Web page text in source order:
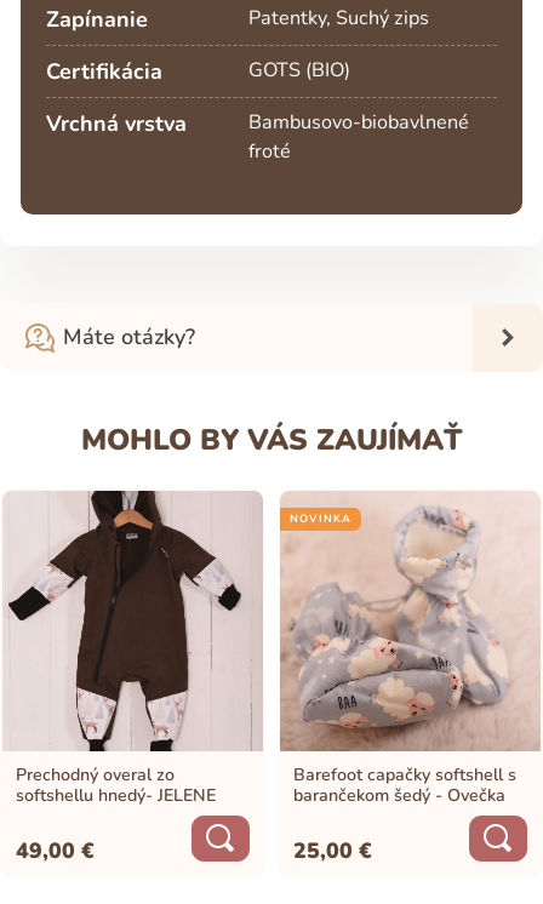
Zapínanie Patentky, Suchý zips
Certifikácia GOTS (BIO)
Vrchná vrstva
Bambusovo-biobavlnené
froté
Máte otázky?
MOHLO BY VÁS ZAUJÍMAŤ
Prechodný overal zo
softshellu hnedý- JELENE
49,00€
NOVINKA
Barefoot capačky softshell s
barančekom šedý - Ovečka
25,00€